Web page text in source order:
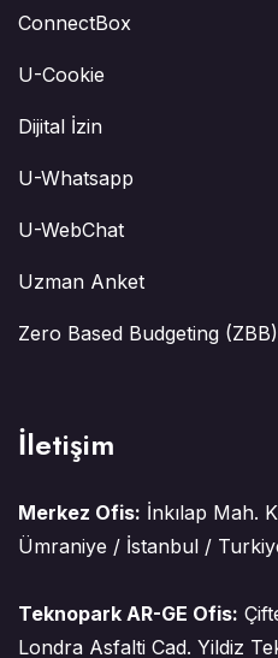
ConnectBox
U-Cookie
Dijital İzin
U-Whatsapp
U-WebChat
Uzman Anket
Zero Based Budgeting
İletişim
Merkez Ofis: İnkılap Mah.
Ümraniye / İstanbul /
Teknopark AR-GE Ofis:
Londra Asfalti Cad. Yildiz